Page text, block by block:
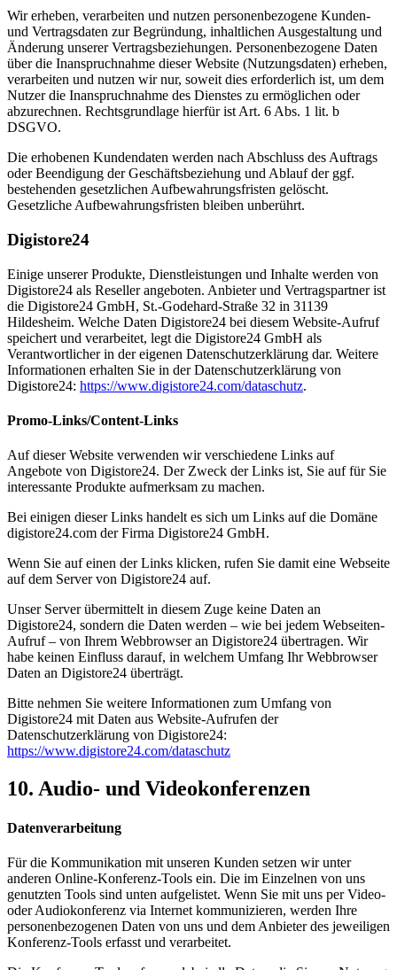
Wir erheben, verarbeiten und nutzen personenbezogene Kunden-
und Vertragsdaten zur Begründung, inhaltlichen Ausgestaltung und
Änderung unserer Vertragsbeziehungen. Personenbezogene Daten
über die Inanspruchnahme dieser Website (Nutzungsdaten) erheben,
verarbeiten und nutzen wir nur, soweit dies erforderlich ist, um dem
Nutzer die Inanspruchnahme des Dienstes zu ermöglichen oder
abzurechnen. Rechtsgrundlage hierfür ist Art. 6 Abs. 1 lit. b
DSGVO.
Die erhobenen Kundendaten werden nach Abschluss des Auftrags
oder Beendigung der Geschäftsbeziehung und Ablauf der ggf.
bestehenden gesetzlichen Aufbewahrungsfristen gelöscht.
Gesetzliche Aufbewahrungsfristen bleiben unberührt.
Digistore24
Einige unserer Produkte, Dienstleistungen und Inhalte werden von
Digistore24 als Reseller angeboten. Anbieter und Vertragspartner ist
die Digistore24 GmbH, St.-Godehard-Straße 32 in 31139
Hildesheim. Welche Daten Digistore24 bei diesem Website-Aufruf
speichert und verarbeitet, legt die Digistore24 GmbH als
Verantwortlicher in der eigenen Datenschutzerklärung dar. Weitere
Informationen erhalten Sie in der Datenschutzerklärung von
Digistore24: https://www.digistore24.com/dataschutz.
Promo-Links/Content-Links
Auf dieser Website verwenden wir verschiedene Links auf
Angebote von Digistore24. Der Zweck der Links ist, Sie auf für Sie
interessante Produkte aufmerksam zu machen.
Bei einigen dieser Links handelt es sich um Links auf die Domäne
digistore24.com der Firma Digistore24 GmbH.
Wenn Sie auf einen der Links klicken, rufen Sie damit eine Webseite
auf dem Server von Digistore24 auf.
Unser Server übermittelt in diesem Zuge keine Daten an
Digistore24, sondern die Daten werden – wie bei jedem Webseiten-
Aufruf – von Ihrem Webbrowser an Digistore24 übertragen. Wir
habe keinen Einfluss darauf, in welchem Umfang Ihr Webbrowser
Daten an Digistore24 überträgt.
Bitte nehmen Sie weitere Informationen zum Umfang von
Digistore24 mit Daten aus Website-Aufrufen der
Datenschutzerklärung von Digistore24:
https://www.digistore24.com/dataschutz
10. Audio- und Videokonferenzen
Datenverarbeitung
Für die Kommunikation mit unseren Kunden setzen wir unter
anderen Online-Konferenz-Tools ein. Die im Einzelnen von uns
genutzten Tools sind unten aufgelistet. Wenn Sie mit uns per Video-
oder Audiokonferenz via Internet kommunizieren, werden Ihre
personenbezogenen Daten von uns und dem Anbieter des jeweiligen
Konferenz-Tools erfasst und verarbeitet.